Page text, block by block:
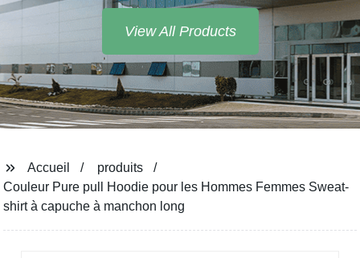
View All Products
Accueil
produits
Couleur Pure pull Hoodie pour les Hommes Femmes Sweat-
shirt à capuche à manchon long